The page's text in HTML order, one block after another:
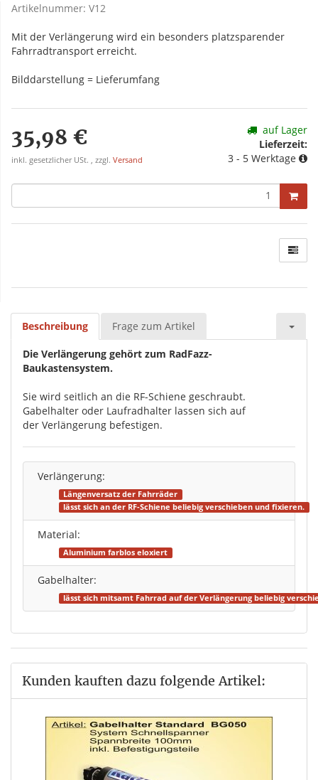
Artikelnummer: V12
Mit der Verlängerung wird ein besonders platzsparender
Fahrradtransport erreicht.
Bilddarstellung = Lieferumfang
35,98 €
inkl. gesetzlicher USt. , zzgl. Versand
auf Lager
Lieferzeit:
3 - 5 Werktage
Beschreibung Frage zum Artikel
Die Verlängerung gehört zum RadFazz-
Baukastensystem.
Sie wird seitlich an die RF-Schiene geschraubt.
Gabelhalter oder Laufradhalter lassen sich auf
der Verlängerung befestigen.
Verlängerung:
Längenversatz der Fahrräder
lässt sich an der RF-Schiene beliebig verschieben und fixieren.
Material:
Aluminium farblos eloxiert
Gabelhalter:
lässt sich mitsamt Fahrrad auf der Verlängerung beliebig
Kunden kauften dazu folgende Artikel: